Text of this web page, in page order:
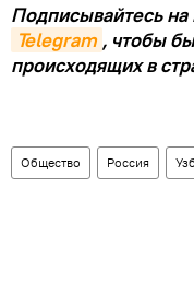
Подписывайтесь на
Telegram , чтобы
происходящих в
Общество Россия